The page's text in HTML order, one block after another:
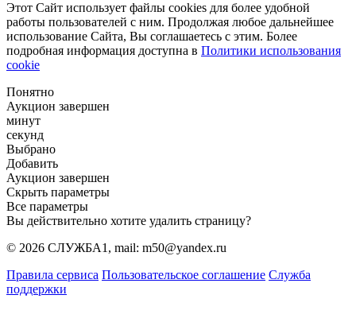
Этот Сайт использует файлы cookies для более удобной
работы пользователей с ним. Продолжая любое дальнейшее
использование Сайта, Вы соглашаетесь с этим. Более
подробная информация доступна в Политики использования
cookie
Понятно
Аукцион завершен
минут
секунд
Выбрано
Добавить
Аукцион завершен
Скрыть параметры
Все параметры
Вы действительно хотите удалить страницу?
© 2026 СЛУЖБА1, mail: m50@yandex.ru
Правила сервиса Пользовательское соглашение Служба
поддержки